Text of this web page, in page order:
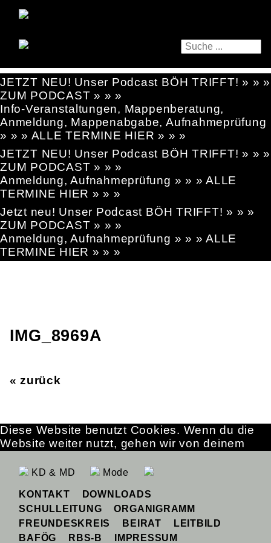
JETZT NEU! Unser Podcast BÖH TRIFFT! » » »
ZUM PODCAST » » »
Info-Veranstaltungen, Mappenberatung,
Anmeldung, Mappenabgabe, Aufnahmeprüfung
» » » ALLE TERMINE HIER » » »
JETZT NEU! Unser Podcast BÖH TRIFFT! » » »
ZUM PODCAST » » »
Anmeldung, Aufnahmeprüfung » » » ALLE
TERMINE HIER » » »
Jetzt neu! Unser Podcast BÖH TRIFFT! » » »
ZUM PODCAST » » »
Anmeldung, Aufnahmeprüfung » » » ALLE
TERMINE HIER » » »
IMG_8969A
« zurück
KD & MD Mode
KONTAKT
DOWNLOADS
SCHULLEITUNG
ORGANIGRAMM
FREUNDESKREIS
BEIRAT
LEITBILD
BAFÖG
RBS-B IMPRESSUM
Diese Website benutzt Cookies. Wenn du die
Website weiter nutzt, gehen wir von deinem